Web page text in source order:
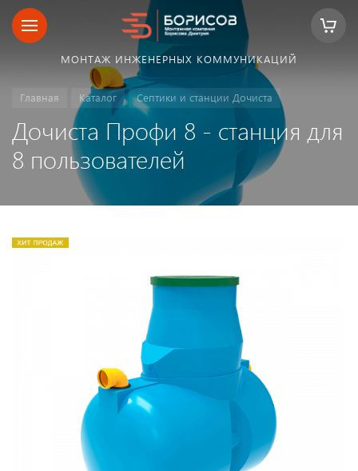
МОНТАЖ ИНЖЕНЕРНЫХ КОММУНИКАЦИЙ
Главная Каталог Септики и станции Дочиста
Дочиста Профи 8 - станция для
8 пользователей